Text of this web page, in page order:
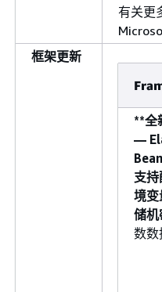
有关更
框架更新
**全
—
支
境变
储机
数数